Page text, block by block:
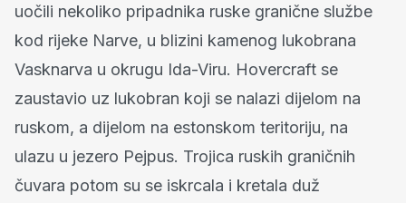
uočili nekoliko pripadnika ruske granične službe
kod rijeke Narve, u blizini kamenog lukobrana
Vasknarva u okrugu Ida-Viru. Hovercraft se
zaustavio uz lukobran koji se nalazi dijelom na
ruskom, a dijelom na estonskom teritoriju, na
ulazu u jezero Pejpus. Trojica ruskih graničnih
čuvara potom su se iskrcala i kretala duž